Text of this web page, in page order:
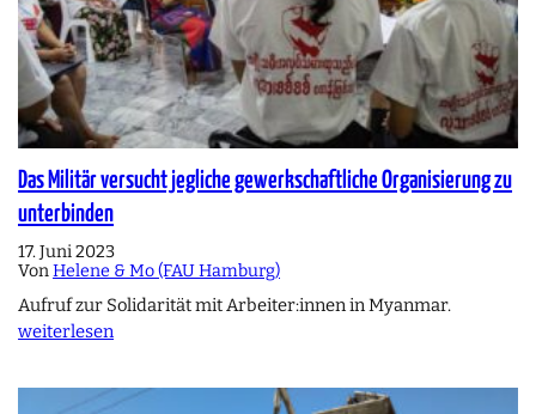
Das Militär versucht jegliche gewerkschaftliche Organisierung zu
unterbinden
17. Juni 2023
VonHelene & Mo (FAU Hamburg)
Aufruf zur Solidarität mit Arbeiter:innen in Myanmar.
weiterlesen